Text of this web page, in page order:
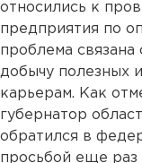
относились к
предприятия по
проблема связана
добычу полезных
карьерам. Как
губернатор
обратился в
просьбой еще раз